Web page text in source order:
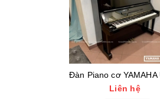
Liên hệ